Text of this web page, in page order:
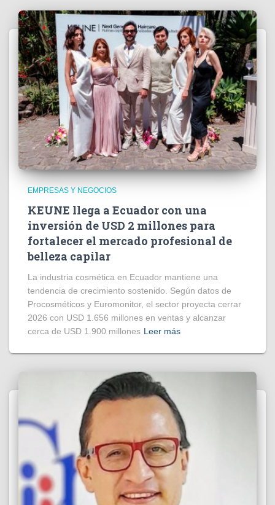
EMPRESAS Y NEGOCIOS
KEUNE llega a Ecuador con una
inversión de USD 2 millones para
fortalecer el mercado profesional de
belleza capilar
La industria cosmética en Ecuador mantiene una
tendencia de crecimiento sostenido. Según datos de
Procosméticos y Euromonitor, el sector proyecta cerrar
2026 con USD 1.656 millones en ventas y alcanzar
cerca de USD 1.900 millones Leer más